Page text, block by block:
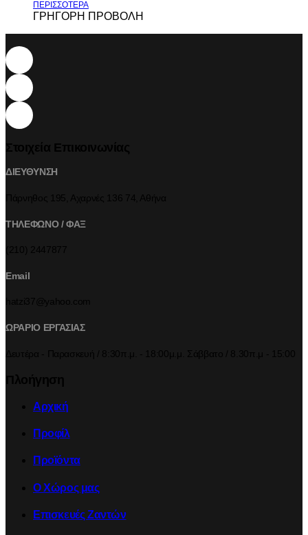
ΓΡΗΓΟΡΗ ΠΡΟΒΟΛΗ
ΔΙΕΥΘΥΝΣΗ
ΤΗΛΕΦΩΝΟ / ΦΑΞ
Email
ΩΡΑΡΙΟ ΕΡΓΑΣΙΑΣ
Αρχική
Προφίλ
Προϊόντα
Ο Χώρος μας
Επισκευές Ζαντών